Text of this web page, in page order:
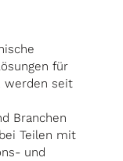
für
werden seit
Branchen
Teilen mit
und